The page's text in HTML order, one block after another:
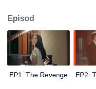
Episod
EP1: The Revenge EP2: